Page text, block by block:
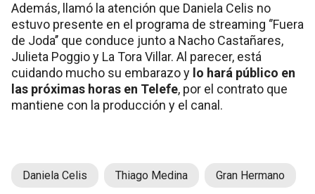
Además, llamó la atención que Daniela Celis no
estuvo presente en el programa de streaming ‘’Fuera
de Joda’’ que conduce junto a Nacho Castañares,
Julieta Poggio y La Tora Villar. Al parecer, está
cuidando mucho su embarazo y lo hará público en
las próximas horas en Telefe, por el contrato que
mantiene con la producción y el canal.
Daniela Celis Thiago Medina Gran Hermano